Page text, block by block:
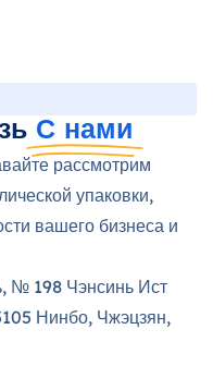
С нами
рассмотрим
упаковки,
вашего бизнеса и
№ 198 Чэнсинь Ист
Нинбо, Чжэцзян,